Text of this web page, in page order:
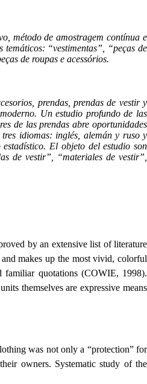
método de amostragem contínua e
“vestimentas”, “peças de
de roupas e acessórios.
prendas, prendas de vestir y
Un estudio profundo de las
de las prendas abre oportunidades
idiomas: inglés, alemán y ruso y
El objeto del estudio son
de vestir”, “materiales de vestir”,
by an extensive list of literature
makes up the most vivid, colorful
familiar quotations (COWIE, 1998).
themselves are expressive means
was not only a “protection” for
owners. Systematic study of the